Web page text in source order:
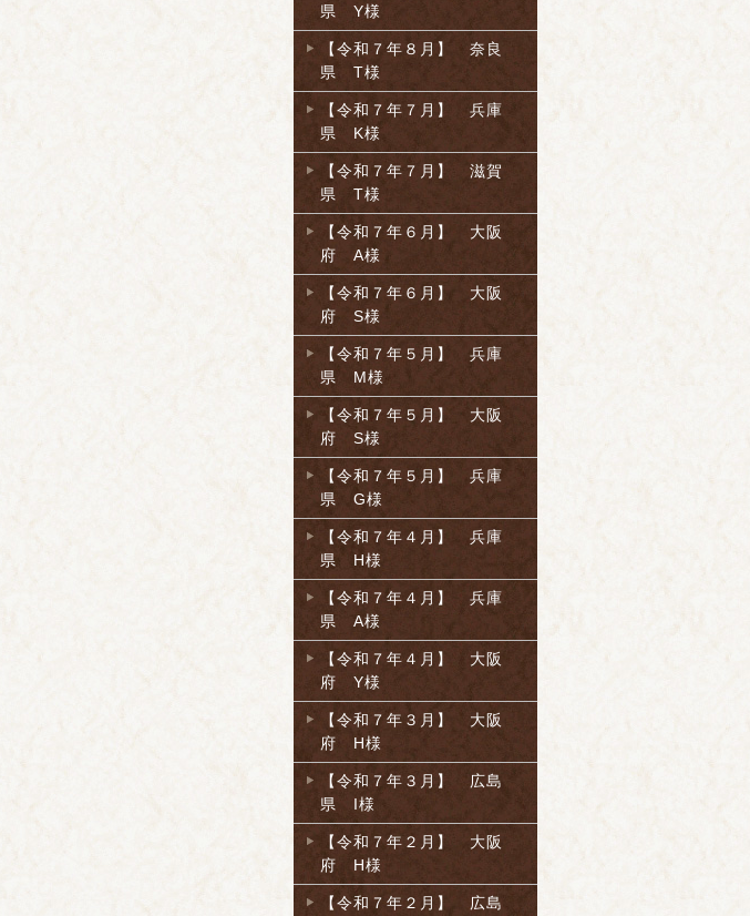
県 Y様
【令和７年８月】 奈良
県 T様
【令和７年７月】 兵庫
県 K様
【令和７年７月】 滋賀
県 T様
【令和７年６月】 大阪
府 A様
【令和７年６月】 大阪
府 S様
【令和７年５月】 兵庫
県 M様
【令和７年５月】 大阪
府 S様
【令和７年５月】 兵庫
県 G様
【令和７年４月】 兵庫
県 H様
【令和７年４月】 兵庫
県 A様
【令和７年４月】 大阪
府 Y様
【令和７年３月】 大阪
府 H様
【令和７年３月】 広島
県 I様
【令和７年２月】 大阪
府 H様
【令和７年２月】 広島